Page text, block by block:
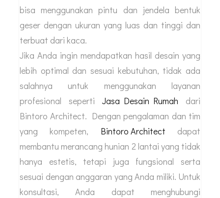
bisa menggunakan pintu dan jendela bentuk
geser dengan ukuran yang luas dan tinggi dan
terbuat dari kaca.
Jika Anda ingin mendapatkan hasil desain yang
lebih optimal dan sesuai kebutuhan, tidak ada
salahnya untuk menggunakan layanan
profesional seperti Jasa Desain Rumah dari
Bintoro Architect. Dengan pengalaman dan tim
yang kompeten, Bintoro Architect dapat
membantu merancang hunian 2 lantai yang tidak
hanya estetis, tetapi juga fungsional serta
sesuai dengan anggaran yang Anda miliki. Untuk
konsultasi, Anda dapat menghubungi